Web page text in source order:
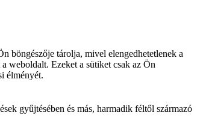
böngészője tárolja, mivel elengedhetetlenek a
weboldalt. Ezeket a sütiket csak az Ön
élményét.
gyűjtésében és más, harmadik féltől származó